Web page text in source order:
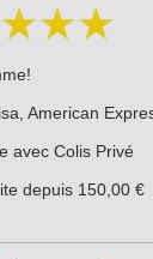
American
avec Colis Privé
depuis 150,00 €